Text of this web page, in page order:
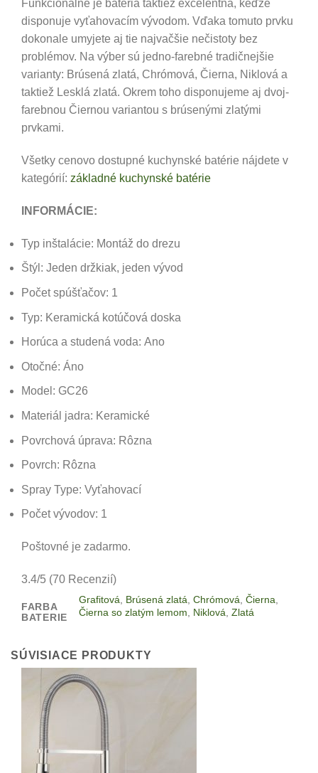
Funkcionálne je batéria taktiež excelentná, keďže
disponuje vyťahovacím vývodom. Vďaka tomuto prvku
dokonale umyjete aj tie najvačšie nečistoty bez
problémov. Na výber sú jedno-farebné tradičnejšie
varianty: Brúsená zlatá, Chrómová, Čierna, Niklová a
taktiež Lesklá zlatá. Okrem toho disponujeme aj dvoj-
farebnou Čiernou variantou s brúsenými zlatými
prvkami.
Všetky cenovo dostupné kuchynské batérie nájdete v
kategórií: základné kuchynské batérie
INFORMÁCIE:
Typ inštalácie: Montáž do drezu
Štýl: Jeden držkiak, jeden vývod
Počet spúšťačov: 1
Typ: Keramická kotúčová doska
Horúca a studená voda: Ano
Otočné: Áno
Model: GC26
Materiál jadra: Keramické
Povrchová úprava: Rôzna
Povrch: Rôzna
Spray Type: Vyťahovací
Počet vývodov: 1
Poštovné je zadarmo.
3.4/5 (70 Recenzií)
FARBA
BATERIE
Grafitová Brúsená zlatá ,Chrómová ,Čierna
Čierna so zlatým lemom
Niklová ,Zlatá
SÚVISIACE PRODUKTY